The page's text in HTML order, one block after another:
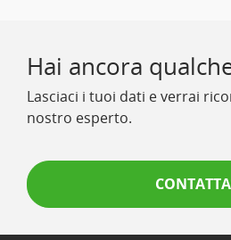
Hai ancora
Lasciaci i tuoi dati e verrai
nostro esperto.